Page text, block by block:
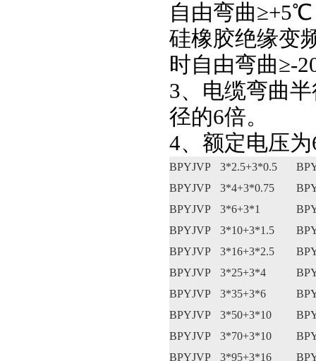
自由弯曲
硅橡胶绝缘变
时自由弯曲≥-
3、电缆弯曲
径的6倍。
4、额定电压
BPYJVP 3*2.5+3*0.5
BPYJVP
3*4+3*0.75
BPYJVP
3*6+3*1
BPYJVP
3*10+3*1.5
BPYJVP
3*16+3*2.5
BPYJVP
3*25+3*4
BPYJVP
3*35+3*6
BPYJVP
3*50+3*10
BPYJVP
3*70+3*10
BPYJVP
3*95+3*16